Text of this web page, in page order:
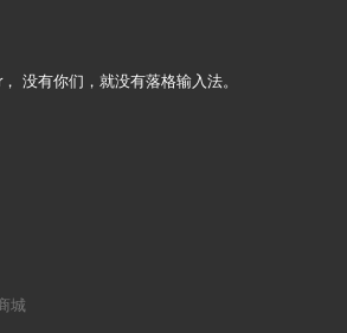
没有你们，就没有落格输入法。
城